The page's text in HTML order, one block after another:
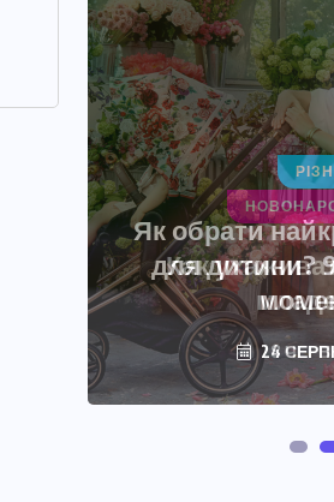
Как
28